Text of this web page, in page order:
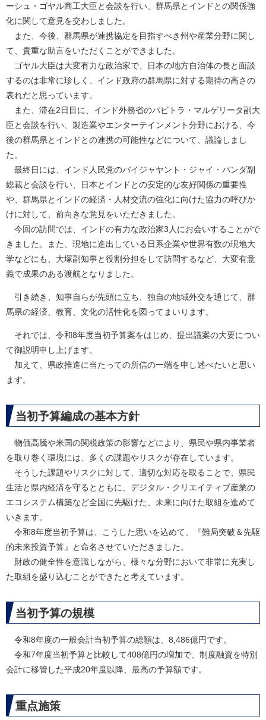
ーシュ・ゴヤル商工大臣と会談を行い、群馬県とインドとの関係強
化に関して意見を交わしました。
また、今後、群馬県が連携協定を目指すべき州や産業分野に関し
て、貴重な助言をいただくことができました。
ゴヤル大臣は大変有力な政治家で、日本の地方自治体の長と面談
するのは非常に珍しく、インド政府の群馬県に対する期待の高さの
表れだと思っています。
また、滞在2日目に、インド外務省のパビトラ・マルゲリータ副大
臣と会談を行い、製造業やエンターテインメント分野における、今
後の群馬県とインドとの連携の可能性などについて、議論しまし
た。
最終日には、インド人民党のバイジャヤント・ジャイ・パンダ副
総裁と会談を行い、日本とインドとの安定的な友好関係の重要性
や、群馬県とインドの経済・人材交流の強化に向けた協力の呼びか
けに対して、前向きな意見をいただきました。
今回の訪問では、インドの有力な政治家3人にお会いすることがで
きました。また、現地に進出している日系企業や世界有数の現地大
学などにも、大塚副知事と役割分担をして訪問するなど、大変有意
義で成果のある渡航となりました。
引き続き、知事自らが先頭に立ち、独自の地域外交を通じて、群
馬県の経済、教育、文化の活性化を図ってまいります。
それでは、令和8年度当初予算案をはじめ、提出議案の大要につい
て御説明申し上げます。
加えて、県政推進に当たっての所信の一端を申し述べたいと思い
ます。
当初予算編成の基本方針
物価高騰や米国の関税政策の影響などにより、県民や県内事業者
を取り巻く環境には、多くの課題やリスクが存在しています。
そうした課題やリスクに対して、適切な対応を取ることで、県民
生活と県内経済を守るとともに、デジタル・クリエイティブ産業の
エコシステム構築など全国に先駆けた、未来に向けた取組を進めて
いきます。
令和8年度当初予算は、こうした思いを込めて、『難局突破＆先駆
的未来投資予算』と命名させていただきました。
財政の健全性を意識しながら、様々な分野において非常に充実し
た取組を盛り込むことができたと考えています。
当初予算の規模
令和8年度の一般会計当初予算の総額は、8,486億円です。
令和7年度当初予算と比較して408億円の増加で、制度融資を特別
会計に移管した平成20年度以降、最高の予算額です。
重点施策